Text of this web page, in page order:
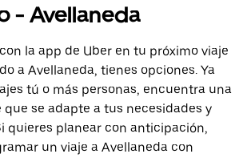
- Avellaneda
la app de Uber en tu próximo viaje
a Avellaneda, tienes opciones. Ya
tú o más personas, encuentra una
que se adapte a tus necesidades y
quieres planear con anticipación,
un viaje a Avellaneda con